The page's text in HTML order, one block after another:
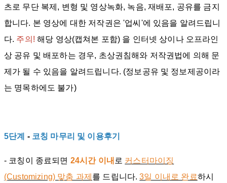
츠로 무단 복제, 변형 및 영상녹화, 녹음, 재배포, 공유를 금지
합니다. 본 영상에 대한 저작권은 '업씨'에 있음을 알려드립니
다. 주의! 해당 영상(캡쳐본 포함) 을 인터넷 상이나 오프라인
상 공유 및 배포하는 경우, 초상권침해와 저작권법에 의해 문
제가 될 수 있음을 알려드립니다. (정보공유 및 정보제공이라
는 명목하에도 불가)
5단계 - 코칭 마무리 및 이용후기
- 코칭이 종료되면 24시간 이내 로 커스터마이징
(Customizing) 맞춤 과제 를 드립니다.3일 이내로 완료하시